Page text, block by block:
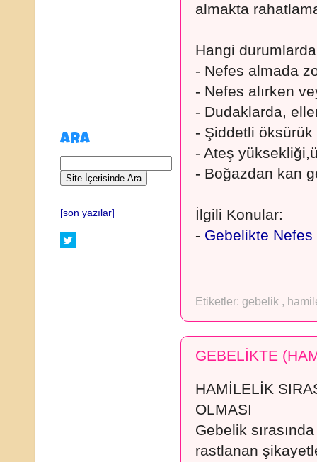
almakta
Hangi
- Nefes almada
- Nefes alırken
- Dudaklarda,
- Şiddetli öksürük
- Ateş
- Boğazdan kan
İlgili Konular:
- Gebelikte Nefes
Etiketler: gebelik ,
GEBELİKTE
HAMİLELİK
OLMASI
Gebelik
rastlanan
ARA
[son yazılar]